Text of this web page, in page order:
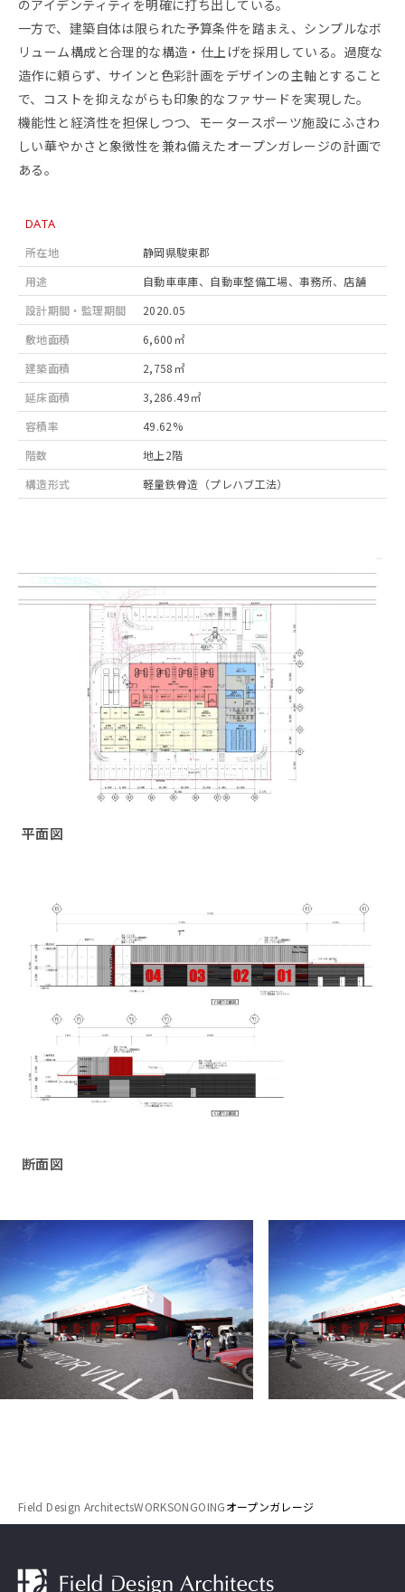
のアイデンティティを明確に打ち出している。
一方で、建築自体は限られた予算条件を踏まえ、シンプルなボ
リューム構成と合理的な構造・仕上げを採用している。過度な
造作に頼らず、サインと色彩計画をデザインの主軸とすること
で、コストを抑えながらも印象的なファサードを実現した。
機能性と経済性を担保しつつ、モータースポーツ施設にふさわ
しい華やかさと象徴性を兼ね備えたオープンガレージの計画で
ある。
DATA
所在地
静岡県駿東郡
用途
自動車車庫、自動車整備工場、事務所、店舗
設計期間・監理期間
2020.05
敷地面積
6,600㎡
建築面積
2,758㎡
延床面積
3,286.49㎡
容積率
49.62%
階数
地上2階
構造形式
軽量鉄骨造（プレハブ工法）
平面図
断面図
Field Design ArchitectsWORKSONGOINGオープンガレージ